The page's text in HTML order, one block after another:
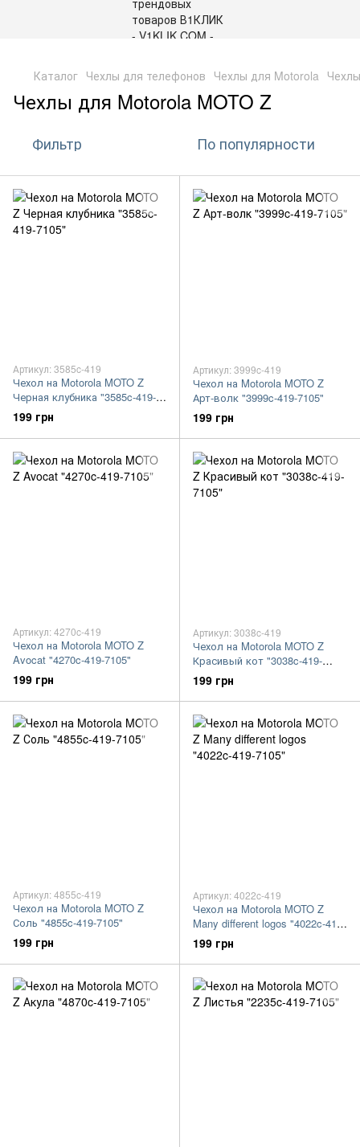
Каталог Чехлы для телефонов Чехлы для Motorola
Чехлы для Motorola MOTO Z
Фильтр По популярности
Артикул: 3585c-419
Чехол на Motorola MOTO Z
Черная клубника "3585c-419-
7105"
199 грн
Артикул: 3999c-419
Чехол на Motorola MOTO Z
Арт-волк "3999c-419-7105"
199 грн
Артикул: 4270c-419
Чехол на Motorola MOTO Z
Avocat "4270c-419-7105"
199 грн
Артикул: 3038c-419
Чехол на Motorola MOTO Z
Красивый кот "3038c-419-
7105"
199 грн
Артикул: 4855c-419
Чехол на Motorola MOTO Z
Соль "4855c-419-7105"
199 грн
Артикул: 4022c-419
Чехол на Motorola MOTO Z
Many different logos "4022c-419-
7105"
199 грн